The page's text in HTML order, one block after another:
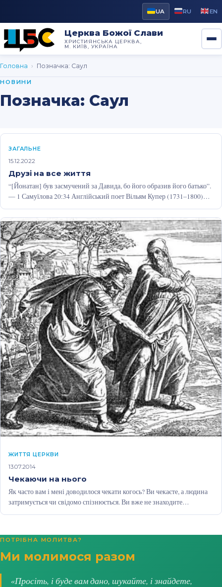
UA RU EN
Церква Божої Слави
ХРИСТИЯНСЬКА ЦЕРКВА,
М. КИЇВ, УКРАЇНА
Головна › Позначка: Саул
НОВИНИ
Позначка: Саул
ЗАГАЛЬНЕ
15.12.2022
Друзі на все життя
“[Йонатан] був засмучений за Давида, бо його образив його батько”.
— 1 Самуїлова 20:34 Англійський поет Вільям Купер (1731–1800)
знайшов…
ЖИТТЯ ЦЕРКВИ
13.07.2014
Чекаючи на нього
Як часто вам і мені доводилося чекати когось? Ви чекаєте, а людина
затримується чи свідомо спізнюється. Ви вже не знаходите…
ПОТРІБНА МОЛИТВА?
Ми молимося разом
«Просіть, і буде вам дано, шукайте, і знайдете,